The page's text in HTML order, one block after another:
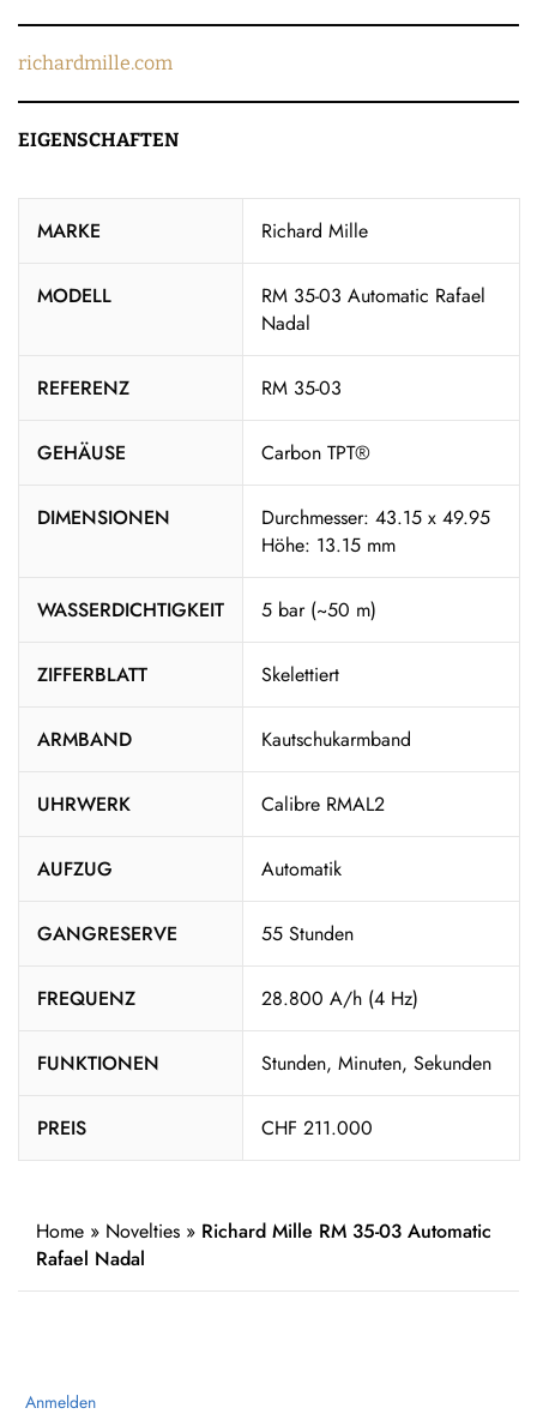
richardmille.com
EIGENSCHAFTEN
MARKE Richard Mille
MODELL
RM 35-03 Automatic Rafael
Nadal
REFERENZ RM 35-03
GEHÄUSE Carbon TPT®
DIMENSIONEN
Durchmesser: 43.15 x 49.95
Höhe: 13.15 mm
WASSERDICHTIGKEIT 5 bar (~50 m)
ZIFFERBLATT Skelettiert
ARMBAND Kautschukarmband
UHRWERK Calibre RMAL2
AUFZUG Automatik
GANGRESERVE 55 Stunden
FREQUENZ 28.800 A/h (4 Hz)
FUNKTIONEN Stunden, Minuten, Sekunden
PREIS CHF 211.000
Home » Novelties » Richard Mille RM 35-03 Automatic
Rafael Nadal
Anmelden